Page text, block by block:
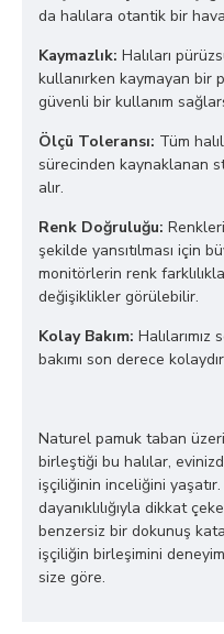
da halılara otantik bir
Kaymazlık: Halıları
kullanırken kaymayan bir
güvenli bir kullanım
Ölçü Toleransı: Tüm
sürecinden kaynaklanan
alır.
Renk Doğruluğu:
şekilde yansıtılması için
monitörlerin renk
değişiklikler görülebilir.
Kolay Bakım:
bakımı son derece
Naturel pamuk taban
birleştiği bu halılar,
işçiliğinin inceliğini
dayanıklılığıyla dikkat
benzersiz bir dokunuş
işçiliğin birleşimini
size göre.